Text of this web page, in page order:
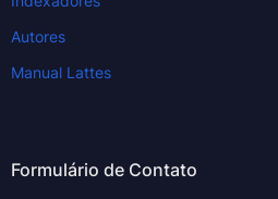
Autores
Manual Lattes
Formulário de Contato